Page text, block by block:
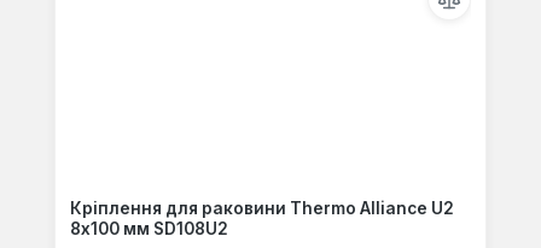
Кріплення для раковини Thermo Alliance U2
8х100 мм SD108U2